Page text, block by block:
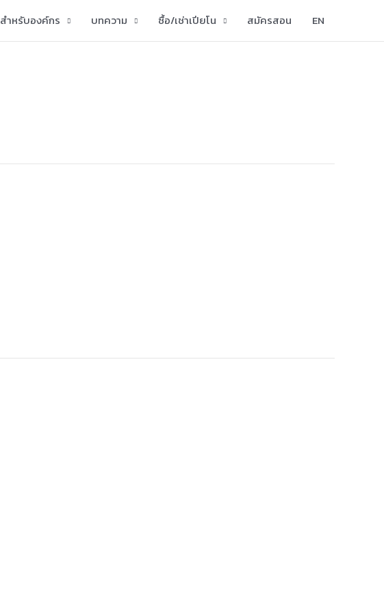
สำหรับองค์กร บทความ ซื้อ/เช่าเปียโน สมัครสอน EN